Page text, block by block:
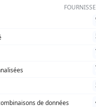
parfois «l’encyclopédie de
l’entendre régulièrement